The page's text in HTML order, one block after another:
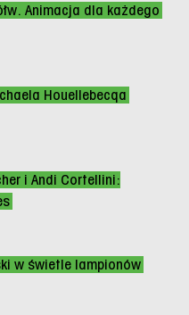
Animacja dla każdego
Houellebecqa
i Andi Cortellini:
w świetle lampionów